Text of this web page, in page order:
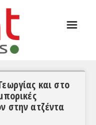
☰
και στο
στην ατζέντα